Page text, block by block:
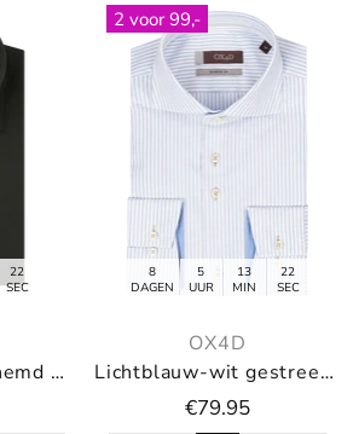
21
SEC
Donkerbruin overhemd met donkere knopen
2 voor 99,-
8
DAGEN
5
UUR
13
MIN
21
SEC
OX4D
Lichtblauw-wit gestreept overhemd (Extra lange mouwen)
€79.95